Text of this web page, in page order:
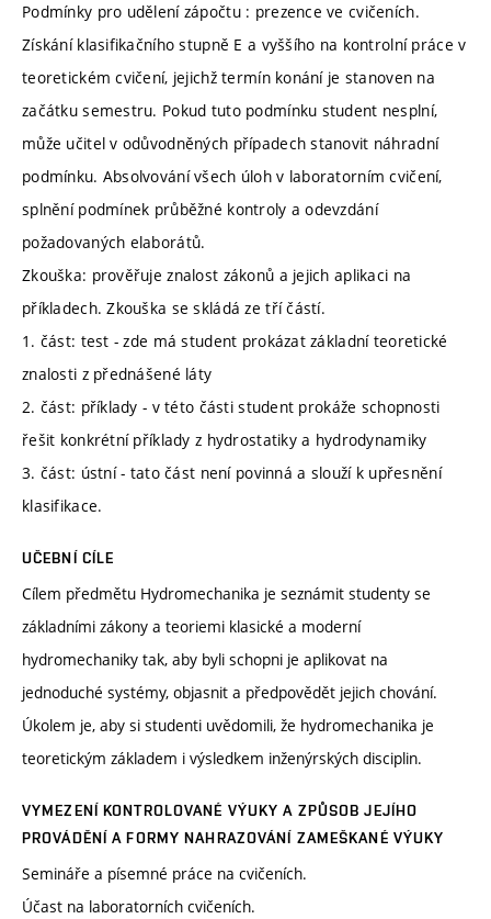
Podmínky pro udělení zápočtu : prezence ve cvičeních.
Získání klasifikačního stupně E a vyššího na kontrolní práce v
teoretickém cvičení, jejichž termín konání je stanoven na
začátku semestru. Pokud tuto podmínku student nesplní,
může učitel v odůvodněných případech stanovit náhradní
podmínku. Absolvování všech úloh v laboratorním cvičení,
splnění podmínek průběžné kontroly a odevzdání
požadovaných elaborátů.
Zkouška: prověřuje znalost zákonů a jejich aplikaci na
příkladech. Zkouška se skládá ze tří částí.
1. část: test - zde má student prokázat základní teoretické
znalosti z přednášené láty
2. část: příklady - v této části student prokáže schopnosti
řešit konkrétní příklady z hydrostatiky a hydrodynamiky
3. část: ústní - tato část není povinná a slouží k upřesnění
klasifikace.
UČEBNÍ CÍLE
Cílem předmětu Hydromechanika je seznámit studenty se
základními zákony a teoriemi klasické a moderní
hydromechaniky tak, aby byli schopni je aplikovat na
jednoduché systémy, objasnit a předpovědět jejich chování.
Úkolem je, aby si studenti uvědomili, že hydromechanika je
teoretickým základem i výsledkem inženýrských disciplin.
VYMEZENÍ KONTROLOVANÉ VÝUKY A ZPŮSOB JEJÍHO
PROVÁDĚNÍ A FORMY NAHRAZOVÁNÍ ZAMEŠKANÉ VÝUKY
Semináře a písemné práce na cvičeních.
Účast na laboratorních cvičeních.